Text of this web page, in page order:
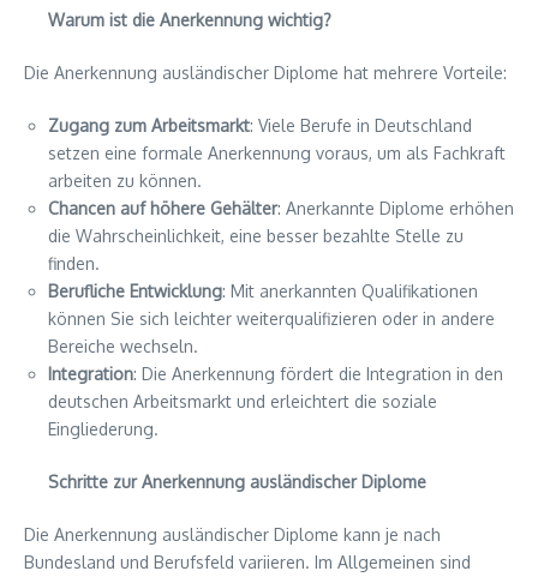
Warum ist die Anerkennung wichtig?
Die Anerkennung ausländischer Diplome hat mehrere Vorteile:
Zugang zum Arbeitsmarkt: Viele Berufe in Deutschland
setzen eine formale Anerkennung voraus, um als Fachkraft
arbeiten zu können.
Chancen auf höhere Gehälter: Anerkannte Diplome erhöhen
die Wahrscheinlichkeit, eine besser bezahlte Stelle zu
finden.
Berufliche Entwicklung: Mit anerkannten Qualifikationen
können Sie sich leichter weiterqualifizieren oder in andere
Bereiche wechseln.
Integration: Die Anerkennung fördert die Integration in den
deutschen Arbeitsmarkt und erleichtert die soziale
Eingliederung.
Schritte zur Anerkennung ausländischer Diplome
Die Anerkennung ausländischer Diplome kann je nach
Bundesland und Berufsfeld variieren. Im Allgemeinen sind